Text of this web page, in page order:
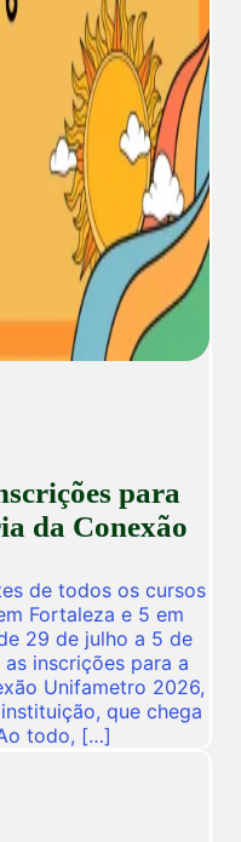
para
da Conexão
de todos os cursos
Fortaleza e 5 em
29 de julho a 5 de
inscrições para a
Unifametro 2026,
que chega
todo, […]